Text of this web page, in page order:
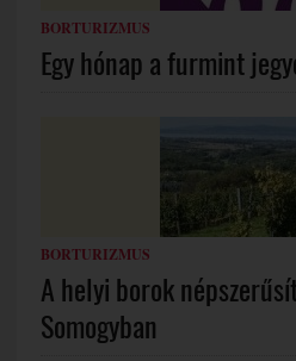
BORTURIZMUS
Egy hónap a furmint
BORTURIZMUS
A helyi borok
Somogyban